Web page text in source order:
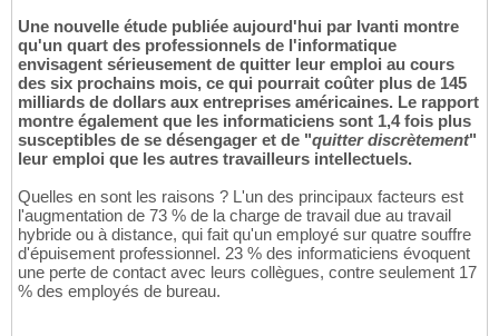
Une nouvelle étude publiée aujourd'hui par Ivanti montre
qu'un quart des professionnels de l'informatique
envisagent sérieusement de quitter leur emploi au cours
des six prochains mois, ce qui pourrait coûter plus de 145
milliards de dollars aux entreprises américaines. Le rapport
montre également que les informaticiens sont 1,4 fois plus
susceptibles de se désengager et de "quitter discrètement"
leur emploi que les autres travailleurs intellectuels.
Quelles en sont les raisons ? L'un des principaux facteurs est
l'augmentation de 73 % de la charge de travail due au travail
hybride ou à distance, qui fait qu'un employé sur quatre souffre
d'épuisement professionnel. 23 % des informaticiens évoquent
une perte de contact avec leurs collègues, contre seulement 17
% des employés de bureau.